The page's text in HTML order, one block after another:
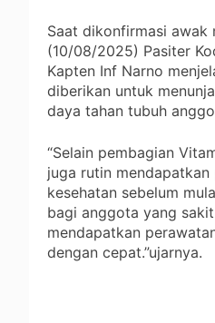
Saat dikonfirmasi awak
(10/08/2025) Pasiter
Kapten Inf Narno
diberikan untuk
daya tahan tubuh
“Selain pembagian
juga rutin mendapatkan
kesehatan sebelum
bagi anggota yang
mendapatkan
dengan cepat.”ujarnya.